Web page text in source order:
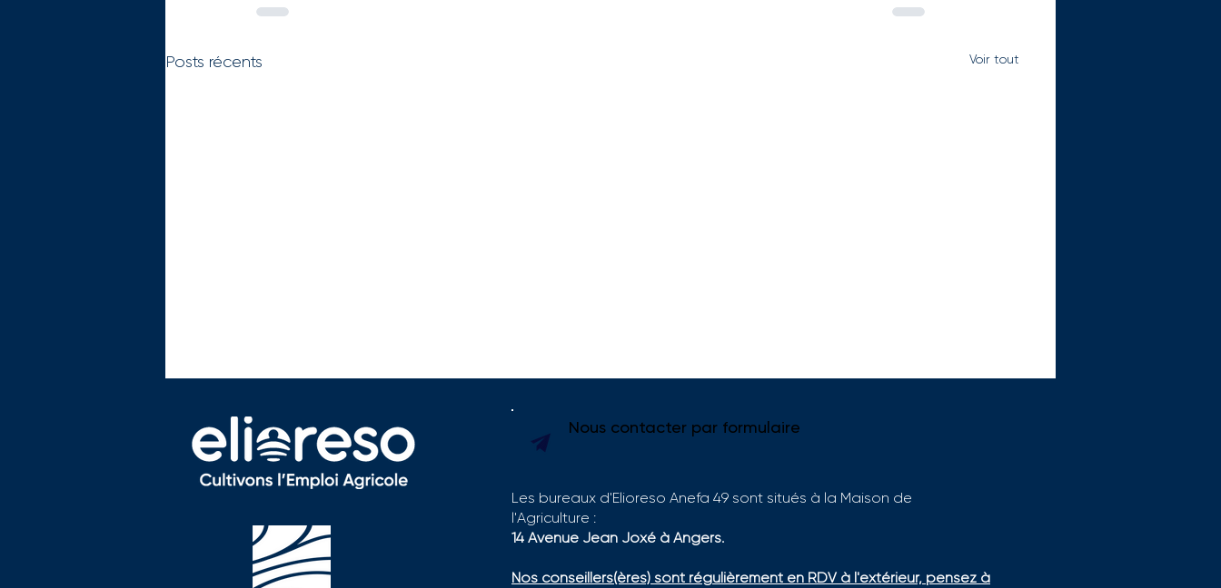
Posts récents Voir tout
Formation - Ouvrier de
Production Horticole
Se former sur le terrain
en viticulture : la sucess
Nous contacter par formulaire
Les bureaux d'Elioreso Anefa 49 sont situés à la Maison de
l'Agriculture :
14 Avenue Jean Joxé à Angers.
Nos conseillers(ères) sont régulièrement en RDV à l'extérieur, pensez à